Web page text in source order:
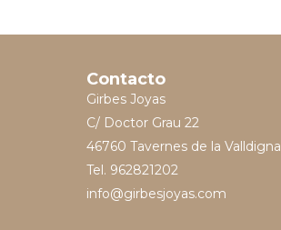
Contacto
Girbes Joyas
C/ Doctor Grau 22
46760 Tavernes de la
Tel. 962821202
info@girbesjoyas.com